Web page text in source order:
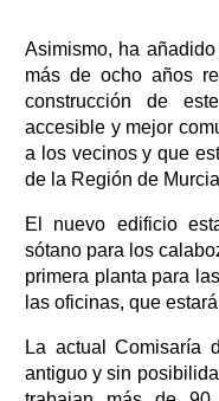
Asimismo, ha
más de ocho años
construcción de
accesible y mejor
a los vecinos y que
de la Región de
El nuevo edificio
sótano para los
primera planta para
las oficinas, que
La actual Comisaría
antiguo y sin